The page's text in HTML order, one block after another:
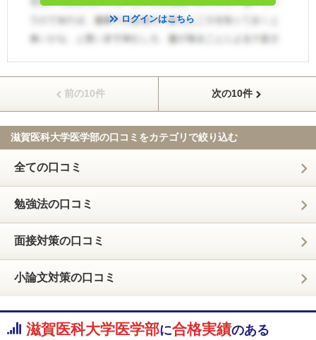
ログインはこちら
前の10件 次の10件
滋賀医科大学医学部の口コミをカテゴリで絞り込む
全ての口コミ
勉強法の口コミ
面接対策の口コミ
小論文対策の口コミ
滋賀医科大学医学部に合格実績のある